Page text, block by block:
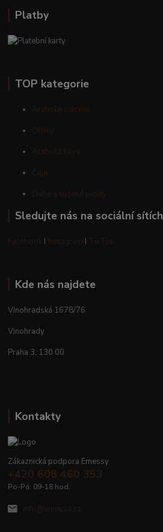
Platby
TOP kategorie
Arabské cukroví
Oříšky
Arabská káva
Čaje
Datle a sušené plody
Sledujte nás na sociální sítích
Facebook I Instagram I TikTok
Kde nás najdete
Vinohradská 1678/76
Vinohrady
Praha 3, 130 00
Kontakty
Zákaznická podpora Emessy
+420 608 460 353
Po-Pá: 09-18 hod.
info@emessa.cz